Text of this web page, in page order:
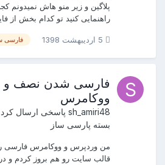
پلاگین و زیر منو هاش نمیدونم
راهنمایی کنید تو کدام بخش از
5 اردیبهشت 1398 فارسی
فارسی شدن نصف و
ووکامرس
sh_amiri48 پاسخی ارسال
بسته پارسی ساز
من وردپرس و ووکامرس فارسی
قالب سایت رو هم بروز کردم و